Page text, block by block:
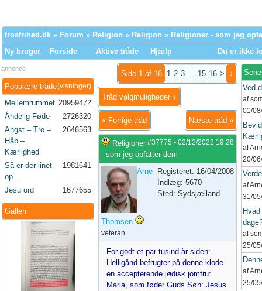
trosfrihed.dk » Forum » Religion » Religion » Religioner - som jeg
Ny bruger
Forside Aktive tråde Hjælp Du er ikke
annonce
(visninger)
Populære tråde
Mellemrummet 20959472
Åndelig Føde
2726320
Angst – Tro –
Håb –
Kærlighed
2646563
Så er der linet
op...
1981641
Jesu ord 1677655
Galleri
Side 1 af 16 1 2 3 ... 15 16 > ↓
Tråd valgmuligheder ↓
« Forrige tråd Næste tråd »
#37775 - 02/12/2022 19:28
Religioner
- som jeg opfatter dem
Arne
Thomsen
veteran
Registeret: 16/04/2008
Indlæg: 5670
Sted: Sydsjælland
For godt et par tusind år siden:
Helligånd befrugter på denne klode
en accepterende jødisk jomfru:
Maria, som føder Guds Søn: Jesus
Ved
af
01/
af
20/
af
31/
af
25/
af
25/